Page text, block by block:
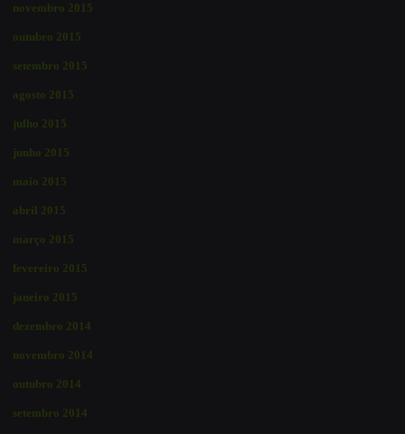
novembro 2015
outubro 2015
setembro 2015
agosto 2015
julho 2015
junho 2015
maio 2015
abril 2015
março 2015
fevereiro 2015
janeiro 2015
dezembro 2014
novembro 2014
outubro 2014
setembro 2014